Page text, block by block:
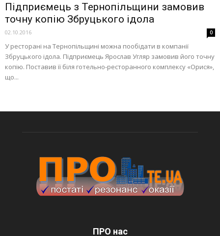
Підприємець з Тернопільщини замовив
точну копію Збруцького ідола
02.10.2016 0
У ресторані на Тернопільщині можна пообідати в компанії
Збруцького ідола. Підприємець Ярослав Угляр замовив його точну
копію. Поставив її біля готельно-ресторанного комплексу «Орися»,
що...
ПРО нас